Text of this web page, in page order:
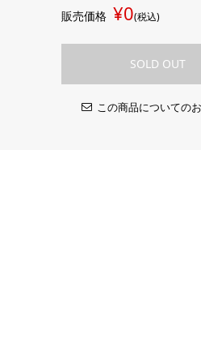
販売価格 ¥0(税込)
SOLD OUT
この商品についての